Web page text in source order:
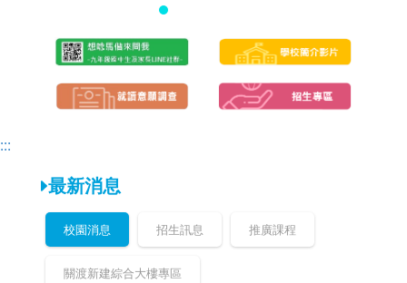
:::
最新消息
校園消息 招生訊息 推廣課程
關渡新建綜合大樓專區